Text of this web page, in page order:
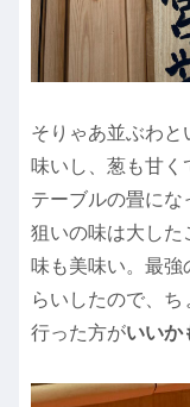
そりゃあ並ぶわと
味いし、葱も甘く
テーブルの畳にな
狙いの味は大した
味も美味い。最強
らいしたので、
行った方がいいか